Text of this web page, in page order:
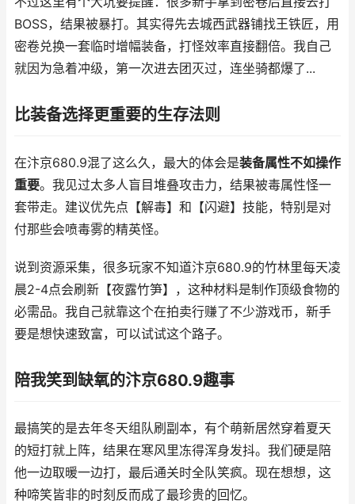
BOSS，结果被暴打。其实得先去城西武器铺找王铁匠，用
密卷兑换一套临时增幅装备，打怪效率直接翻倍。我自己
就因为急着冲级，第一次进去团灭过，连坐骑都爆了...
比装备选择更重要的生存法则
在汴京680.9混了这么久，最大的体会是装备属性不如操作
重要。我见过太多人盲目堆叠攻击力，结果被毒属性怪一
套带走。建议优先点【解毒】和【闪避】技能，特别是对
付那些会喷毒雾的精英怪。
说到资源采集，很多玩家不知道汴京680.9的竹林里每天凌
晨2-4点会刷新【夜露竹笋】，这种材料是制作顶级食物的
必需品。我自己就靠这个在拍卖行赚了不少游戏币，新手
要是想快速致富，可以试试这个路子。
陪我笑到缺氧的汴京680.9趣事
最搞笑的是去年冬天组队刷副本，有个萌新居然穿着夏天
的短打就上阵，结果在寒风里冻得浑身发抖。我们硬是陪
他一边取暖一边打，最后通关时全队笑疯。现在想想，这
种啼笑皆非的时刻反而成了最珍贵的回忆。